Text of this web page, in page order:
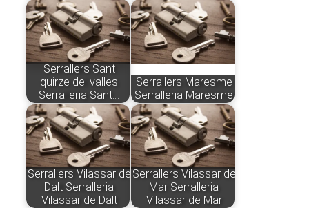
Serrallers Sant
quirze del valles
Serralleria Sant…
Serrallers Maresme
Serralleria Maresme
Serrallers Vilassar de
Dalt Serralleria
Vilassar de Dalt
Serrallers Vilassar de
Mar Serralleria
Vilassar de Mar